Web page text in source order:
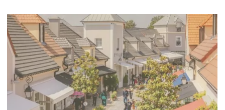
ses
10
ans
avec
une
galerie
immersive
à